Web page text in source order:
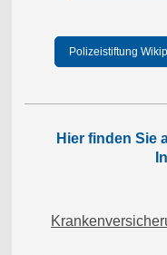
Polizeistiftung
Hier finden Sie